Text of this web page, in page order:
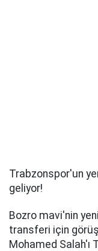
Trabzonspor'un
geliyor!
Bozro mavi'nin
transferi için
Mohamed Salah'ı